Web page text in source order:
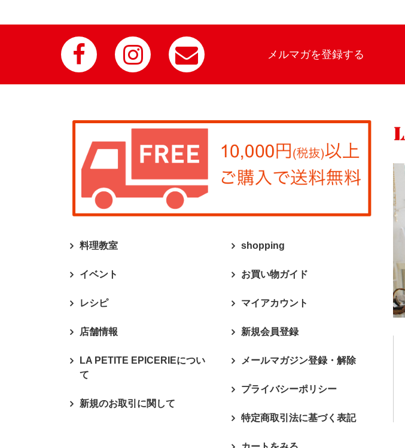
メルマガを登録する
料理教室
イベント
レシピ
店舗情報
LA PETITE EPICERIEについ
て
新規のお取引に関して
shopping
お買い物ガイド
マイアカウント
新規会員登録
メールマガジン登録・解除
プライバシーポリシー
特定商取引法に基づく表記